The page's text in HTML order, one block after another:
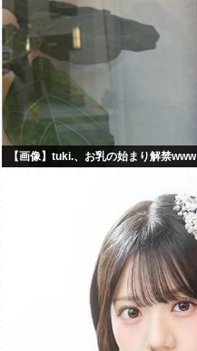
【画像】tuki.、お乳の始まり解禁www